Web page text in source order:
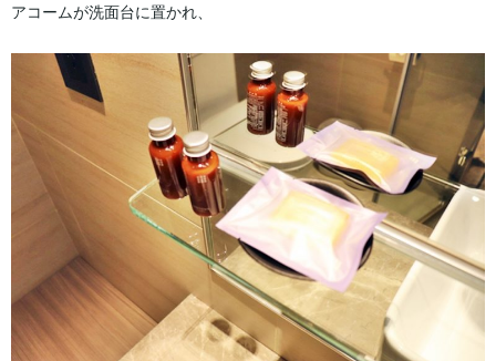
アコームが洗面台に置かれ、